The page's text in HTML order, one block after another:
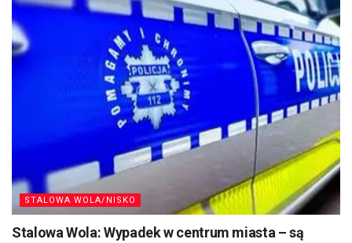
STALOWA WOLA/NISKO
Stalowa Wola: Wypadek w centrum miasta – są